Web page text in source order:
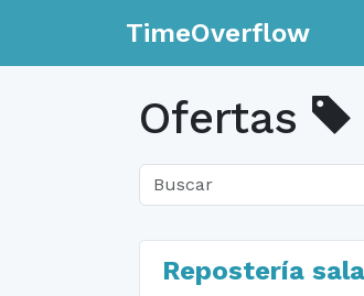
TimeOverflow
Ofertas
Repostería